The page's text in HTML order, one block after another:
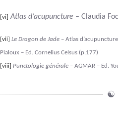
[vi] Atlas d’acupuncture – Claudia
[vii] Le Dragon de Jade – Atlas
Pialoux – Ed. Cornelius Celsus (p.177)
[viii] Punctologie générale – AGMAR – Ed.